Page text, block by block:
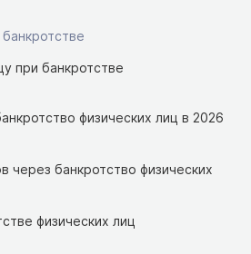
при банкротстве
физических лиц в 2026
через банкротство физических
физических лиц